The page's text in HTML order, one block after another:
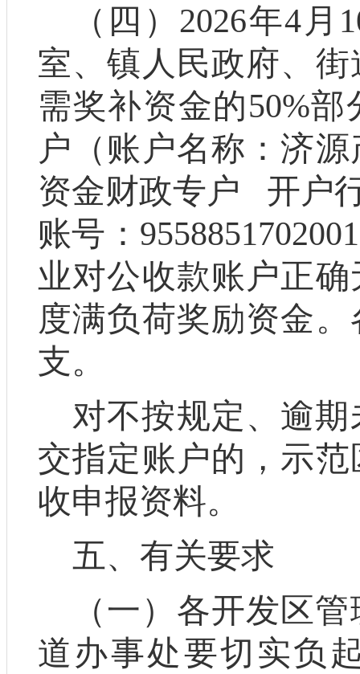
（四） 2026年4 月
室、镇人民政府、
需奖补资金的50%部
户（账户名称：济
资金财政专户 开户
账号：
业对公收款账户正确
度满负荷奖励资金
支。
对不按规定、逾期
交指定账户的， 示范
收申报资料。
五、有关要求
（一） 各开发区
道办事处要切实负